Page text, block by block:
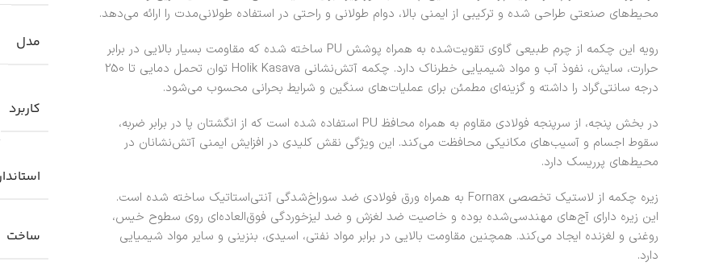
محیط‌های صنعتی طراحی شده و ترکیبی از ایمنی بالا، دوام طولانی و راحتی در استفاده طولانی‌مدت را ارائه می‌دهد.
رویه این چکمه از چرم طبیعی گاوی تقویت‌شده به همراه پوشش PU ساخته شده که مقاومت بسیار بالایی در برابر
حرارت، سایش، نفوذ آب و مواد شیمیایی خطرناک دارد. چکمه آتش‌نشانی Holik Kasava توان تحمل دمایی تا 250
درجه سانتی‌گراد را داشته و گزینه‌ای مطمئن برای عملیات‌های سنگین و شرایط بحرانی محسوب می‌شود.
در بخش پنجه، از سرپنجه فولادی مقاوم به همراه محافظ PU استفاده شده است که از انگشتان پا در برابر ضربه،
سقوط اجسام و آسیب‌های مکانیکی محافظت می‌کند. این ویژگی نقش کلیدی در افزایش ایمنی آتش‌نشانان در
محیط‌های پرریسک دارد.
زیره چکمه از لاستیک تخصصی Fornax به همراه ورق فولادی ضد سوراخ‌شدگی آنتی‌استاتیک ساخته شده است.
این زیره دارای آج‌های مهندسی‌شده بوده و خاصیت ضد لغزش و ضد لیزخوردگی فوق‌العاده‌ای روی سطوح خیس،
روغنی و لغزنده ایجاد می‌کند. همچنین مقاومت بالایی در برابر مواد نفتی، اسیدی، بنزینی و سایر مواد شیمیایی
دارد.
مدل
کاربرد
ساخت